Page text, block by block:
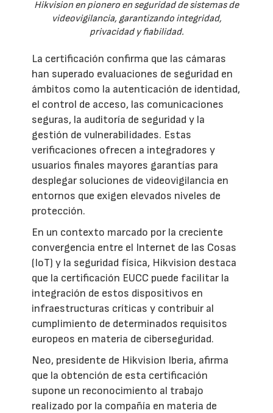
Hikvision en pionero en seguridad de sistemas de
videovigilancia, garantizando integridad,
privacidad y fiabilidad.
La certificación confirma que las cámaras
han superado evaluaciones de seguridad en
ámbitos como la autenticación de identidad,
el control de acceso, las comunicaciones
seguras, la auditoría de seguridad y la
gestión de vulnerabilidades. Estas
verificaciones ofrecen a integradores y
usuarios finales mayores garantías para
desplegar soluciones de videovigilancia en
entornos que exigen elevados niveles de
protección.
En un contexto marcado por la creciente
convergencia entre el Internet de las Cosas
(IoT) y la seguridad física, Hikvision destaca
que la certificación EUCC puede facilitar la
integración de estos dispositivos en
infraestructuras críticas y contribuir al
cumplimiento de determinados requisitos
europeos en materia de ciberseguridad.
Neo, presidente de Hikvision Iberia, afirma
que la obtención de esta certificación
supone un reconocimiento al trabajo
realizado por la compañía en materia de